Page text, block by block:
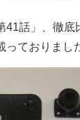
41話」、徹底
ておりまし